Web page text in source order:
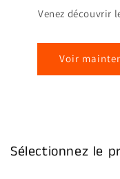
Venez découvrir
Voir
Sélectionnez le